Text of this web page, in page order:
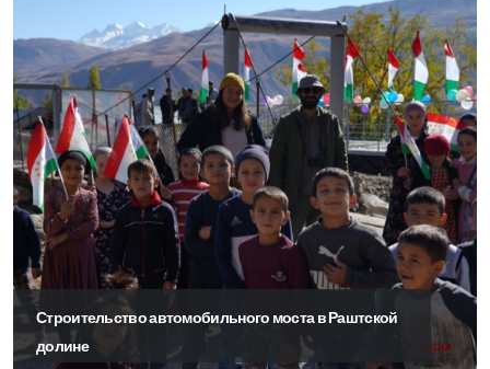
Строительство автомобильного моста в Раштской
долине